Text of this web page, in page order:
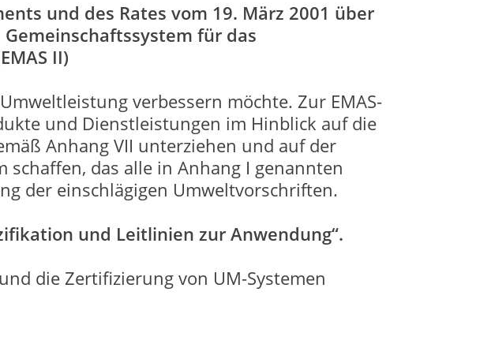
und des Rates vom 19. März 2001 über
für das
II)
verbessern möchte. Zur EMAS-
und Dienstleistungen im Hinblick auf die
Anhang VII unterziehen und auf der
das alle in Anhang I genannten
der einschlägigen Umweltvorschriften.
und Leitlinien zur Anwendung“.
die Zertifizierung von UM-Systemen